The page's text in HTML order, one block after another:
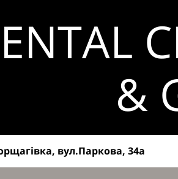
&
вул.Паркова, 34а